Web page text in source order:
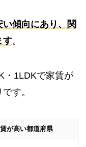
傾向にあり、関
す。
・1LDKで家賃が
す。
が高い都道府県